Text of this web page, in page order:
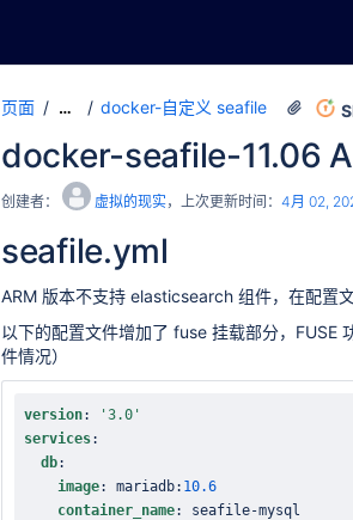
页面 … docker-自定义 seafile
docker-seafile-11.06
创建者： 虚拟的现实，上次更新时间： 4月 02,
seafile.yml
ARM 版本不支持 elasticsearch 组件，在配置
以下的配置文件增加了 fuse 挂载部分，FUSE
件情况）
version:
'3.0'
services:
db:
image: mariadb: 10.6
container_name: seafile-